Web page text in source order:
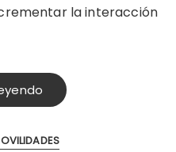
la interacción